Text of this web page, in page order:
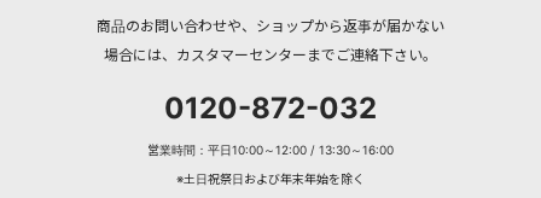
商品のお問い合わせや、ショップから返事が届かない
場合には、カスタマーセンターまでご連絡下さい。
0120-872-032
営業時間：平日10:00～12:00 / 13:30～16:00
※土日祝祭日および年末年始を除く